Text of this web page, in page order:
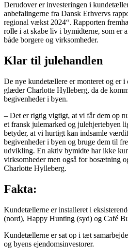
Derudover er investeringen i
anbefalingerne fra Dansk Erhvervs
regional vækst 2024“. Rapporten
rolle i at skabe liv i bymidterne, som er
både borgere og virksomheder.
Klar til julehandlen
De nye kundetællere er monteret og er i
glæder Charlotte Hylleberg, da de
begivenheder i byen.
– Det er rigtig vigtigt, at vi får dem op
et fransk julemarked og julehjertebyen
betyder, at vi hurtigt kan indsamle
begivenheder i byen og bruge dem til
udvikling. En aktiv bymidte har ikke
virksomheder men også for bosætning
Charlotte Hylleberg.
Fakta:
Kundetællerne er installeret i
(nord), Happy Hunting (syd) og Café
Kundetællerne er sat op i tæt
og byens ejendomsinvestorer.